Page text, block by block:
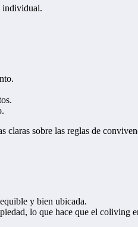
individual.
claras sobre las reglas de
y bien ubicada.
lo que hace que el coliving